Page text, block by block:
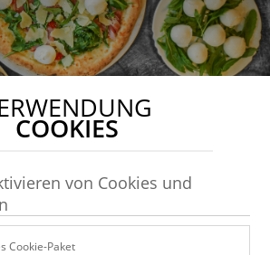
COOKIES
von Cookies und
Cookie-Paket